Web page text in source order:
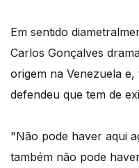
Em sentido
Carlos Gonçalves
origem na Venezuela
defendeu que tem de
"Não pode haver aqui
também não pode